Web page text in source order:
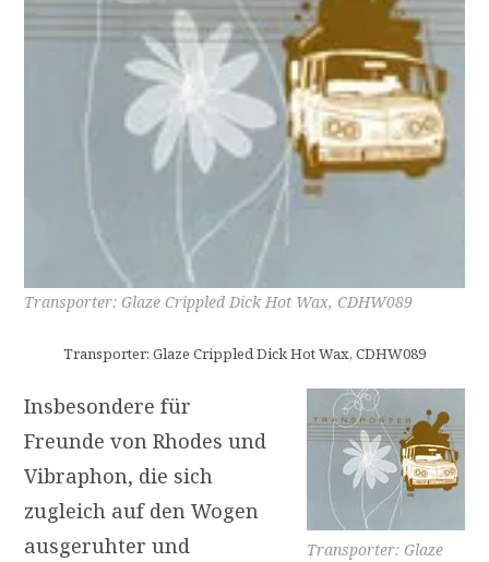
Transporter: Glaze Crippled Dick Hot Wax, CDHW089
Transporter: Glaze Crippled Dick Hot Wax, CDHW089
Transporter: Glaze
Insbesondere für
Freunde von Rhodes und
Vibraphon, die sich
zugleich auf den Wogen
ausgeruhter und